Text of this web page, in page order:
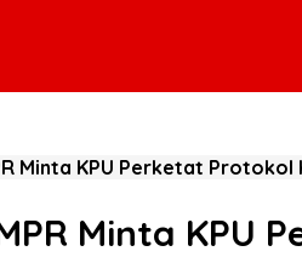
Minta KPU Perketat Protokol
Minta KPU